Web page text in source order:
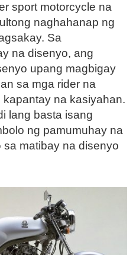
sport motorcycle na
naghahanap ng
Sa
na disenyo, ang
upang magbigay
sa mga rider na
na kasiyahan.
lang basta isang
ng pamumuhay na
sa matibay na disenyo